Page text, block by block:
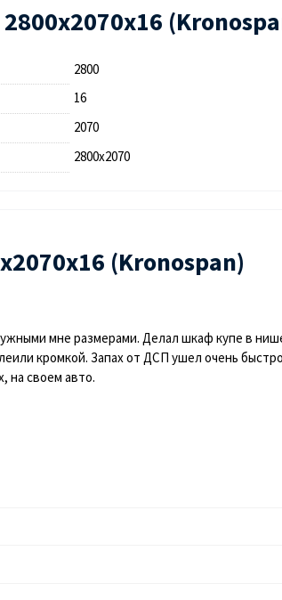
2800
16
2070
2800х2070
(Kronospan)
мне размерами. Делал шкаф купе в
кромкой. Запах от ДСП ушел очень
на своем авто.